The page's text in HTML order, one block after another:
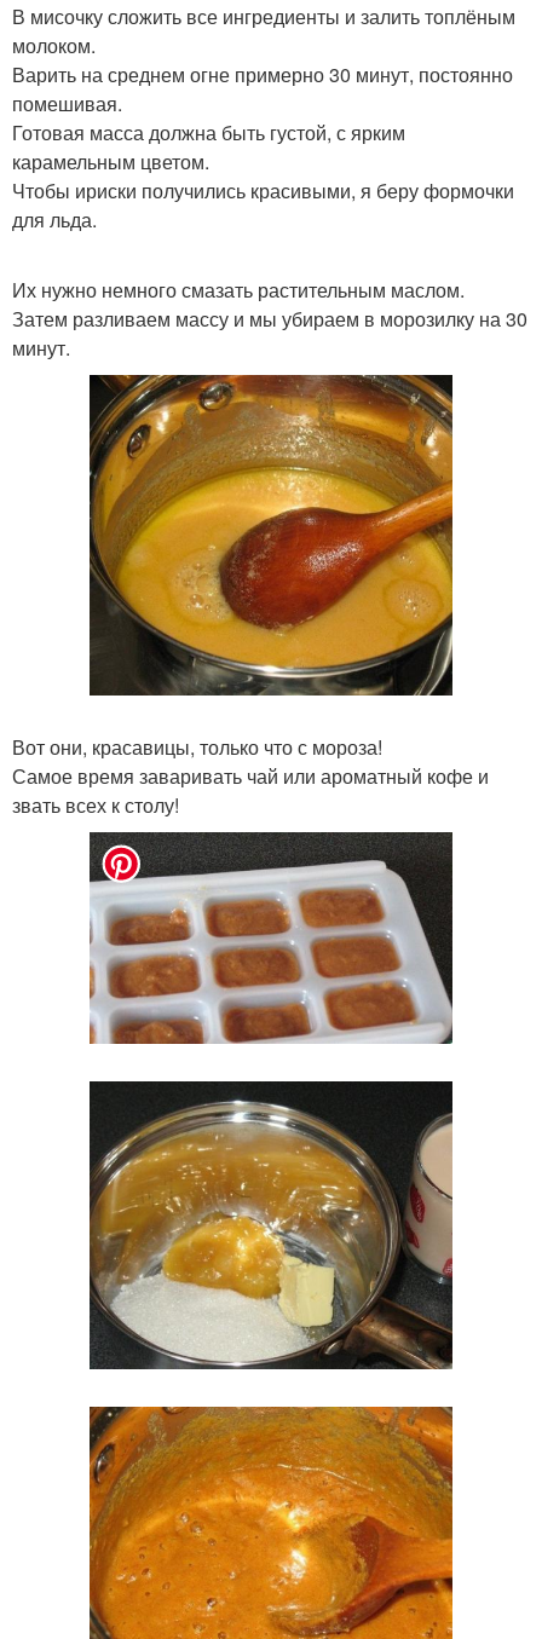
В мисочку сложить все ингредиенты и залить топлёным
молоком.
Варить на среднем огне примерно 30 минут, постоянно
помешивая.
Готовая масса должна быть густой, с ярким
карамельным цветом.
Чтобы ириски получились красивыми, я беру формочки
для льда.
Их нужно немного смазать растительным маслом.
Затем разливаем массу и мы убираем в морозилку на 30
минут.
Вот они, красавицы, только что с мороза!
Самое время заваривать чай или ароматный кофе и
звать всех к столу!